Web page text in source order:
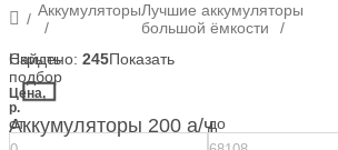
АккумуляторыЛучшие аккумуляторы
большой ёмкости
Скрыть
подбор
Цена,
р.
от до
Найдено: 245Показать
Аккумуляторы 200 а/ч